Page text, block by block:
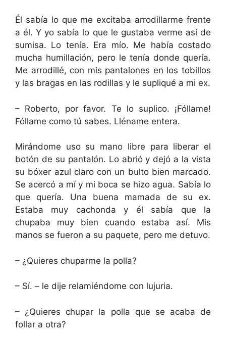
Él sabía lo que me excitaba arrodillarme frente
a él. Y yo sabía lo que le gustaba verme así de
sumisa. Lo tenía. Era mío. Me había costado
mucha humillación, pero le tenía donde quería.
Me arrodillé, con mis pantalones en los tobillos
y las bragas en las rodillas y le supliqué a mi ex.
– Roberto, por favor. Te lo suplico. ¡Fóllame!
Fóllame como tú sabes. Lléname entera.
Mirándome uso su mano libre para liberar el
botón de su pantalón. Lo abrió y dejó a la vista
su bóxer azul claro con un bulto bien marcado.
Se acercó a mí y mi boca se hizo agua. Sabía lo
que quería. Una buena mamada de su ex.
Estaba muy cachonda y él sabía que la
chupaba muy bien cuando estaba así. Mis
manos se fueron a su paquete, pero me detuvo.
– ¿Quieres chuparme la polla?
– Sí. – le dije relamiéndome con lujuria.
– ¿Quieres chupar la polla que se acaba de
follar a otra?